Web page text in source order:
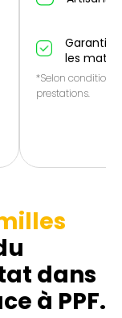
Garantie
les
*Selon conditions
prestations.
dans
à PPF.